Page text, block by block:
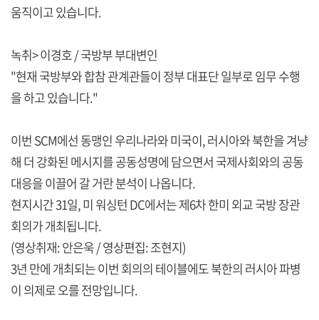
움직이고 있습니다.
녹취> 이경호 / 국방부 부대변인
"현재 국방부와 합참 관계관들이 정부 대표단 일부로 임무 수행
을 하고 있습니다."
이번 SCM에선 동맹인 우리나라와 미국이, 러시아와 북한을 겨냥
해 더 강화된 메시지를 공동성명에 담으면서 국제사회와의 공동
대응을 이끌어 갈 거란 분석이 나옵니다.
현지시간 31일, 미 워싱턴 DC에서는 제6차 한미 외교 국방 장관
회의가 개최됩니다.
(영상취재: 안은욱 / 영상편집: 조현지)
3년 만에 개최되는 이번 회의의 테이블에도 북한의 러시아 파병
이 의제로 오를 전망입니다.